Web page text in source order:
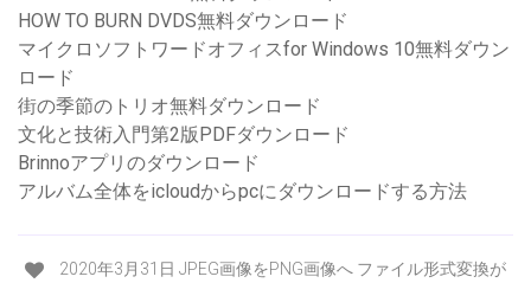
HOW TO BURN DVDS無料ダウンロード
マイクロソフトワードオフィスfor Windows 10無料ダウン
ロード
街の季節のトリオ無料ダウンロード
文化と技術入門第2版PDFダウンロード
Brinnoアプリのダウンロード
アルバム全体をicloudからpcにダウンロードする方法
2020年3月31日 JPEG画像をPNG画像へ ファイル形式変換が